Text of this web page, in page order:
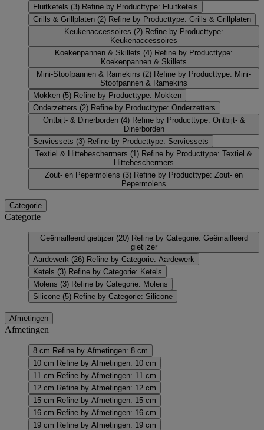
Fluitketels (3) Refine by Producttype: Fluitketels
Grills & Grillplaten (2) Refine by Producttype: Grills & Grillplaten
Keukenaccessoires (2) Refine by Producttype:
Keukenaccessoires
Koekenpannen & Skillets (4) Refine by Producttype:
Koekenpannen & Skillets
Mini-Stoofpannen & Ramekins (2) Refine by Producttype: Mini-
Stoofpannen & Ramekins
Mokken (5) Refine by Producttype: Mokken
Onderzetters (2) Refine by Producttype: Onderzetters
Ontbijt- & Dinerborden (4) Refine by Producttype: Ontbijt- &
Dinerborden
Serviessets (3) Refine by Producttype: Serviessets
Textiel & Hittebeschermers (1) Refine by Producttype: Textiel &
Hittebeschermers
Zout- en Pepermolens (3) Refine by Producttype: Zout- en
Pepermolens
Categorie
Categorie
Geëmailleerd gietijzer (20) Refine by Categorie: Geëmailleerd
gietijzer
Aardewerk (26) Refine by Categorie: Aardewerk
Ketels (3) Refine by Categorie: Ketels
Molens (3) Refine by Categorie: Molens
Silicone (5) Refine by Categorie: Silicone
Afmetingen
Afmetingen
8 cm Refine by Afmetingen: 8 cm
10 cm Refine by Afmetingen: 10 cm
11 cm Refine by Afmetingen: 11 cm
12 cm Refine by Afmetingen: 12 cm
15 cm Refine by Afmetingen: 15 cm
16 cm Refine by Afmetingen: 16 cm
19 cm Refine by Afmetingen: 19 cm